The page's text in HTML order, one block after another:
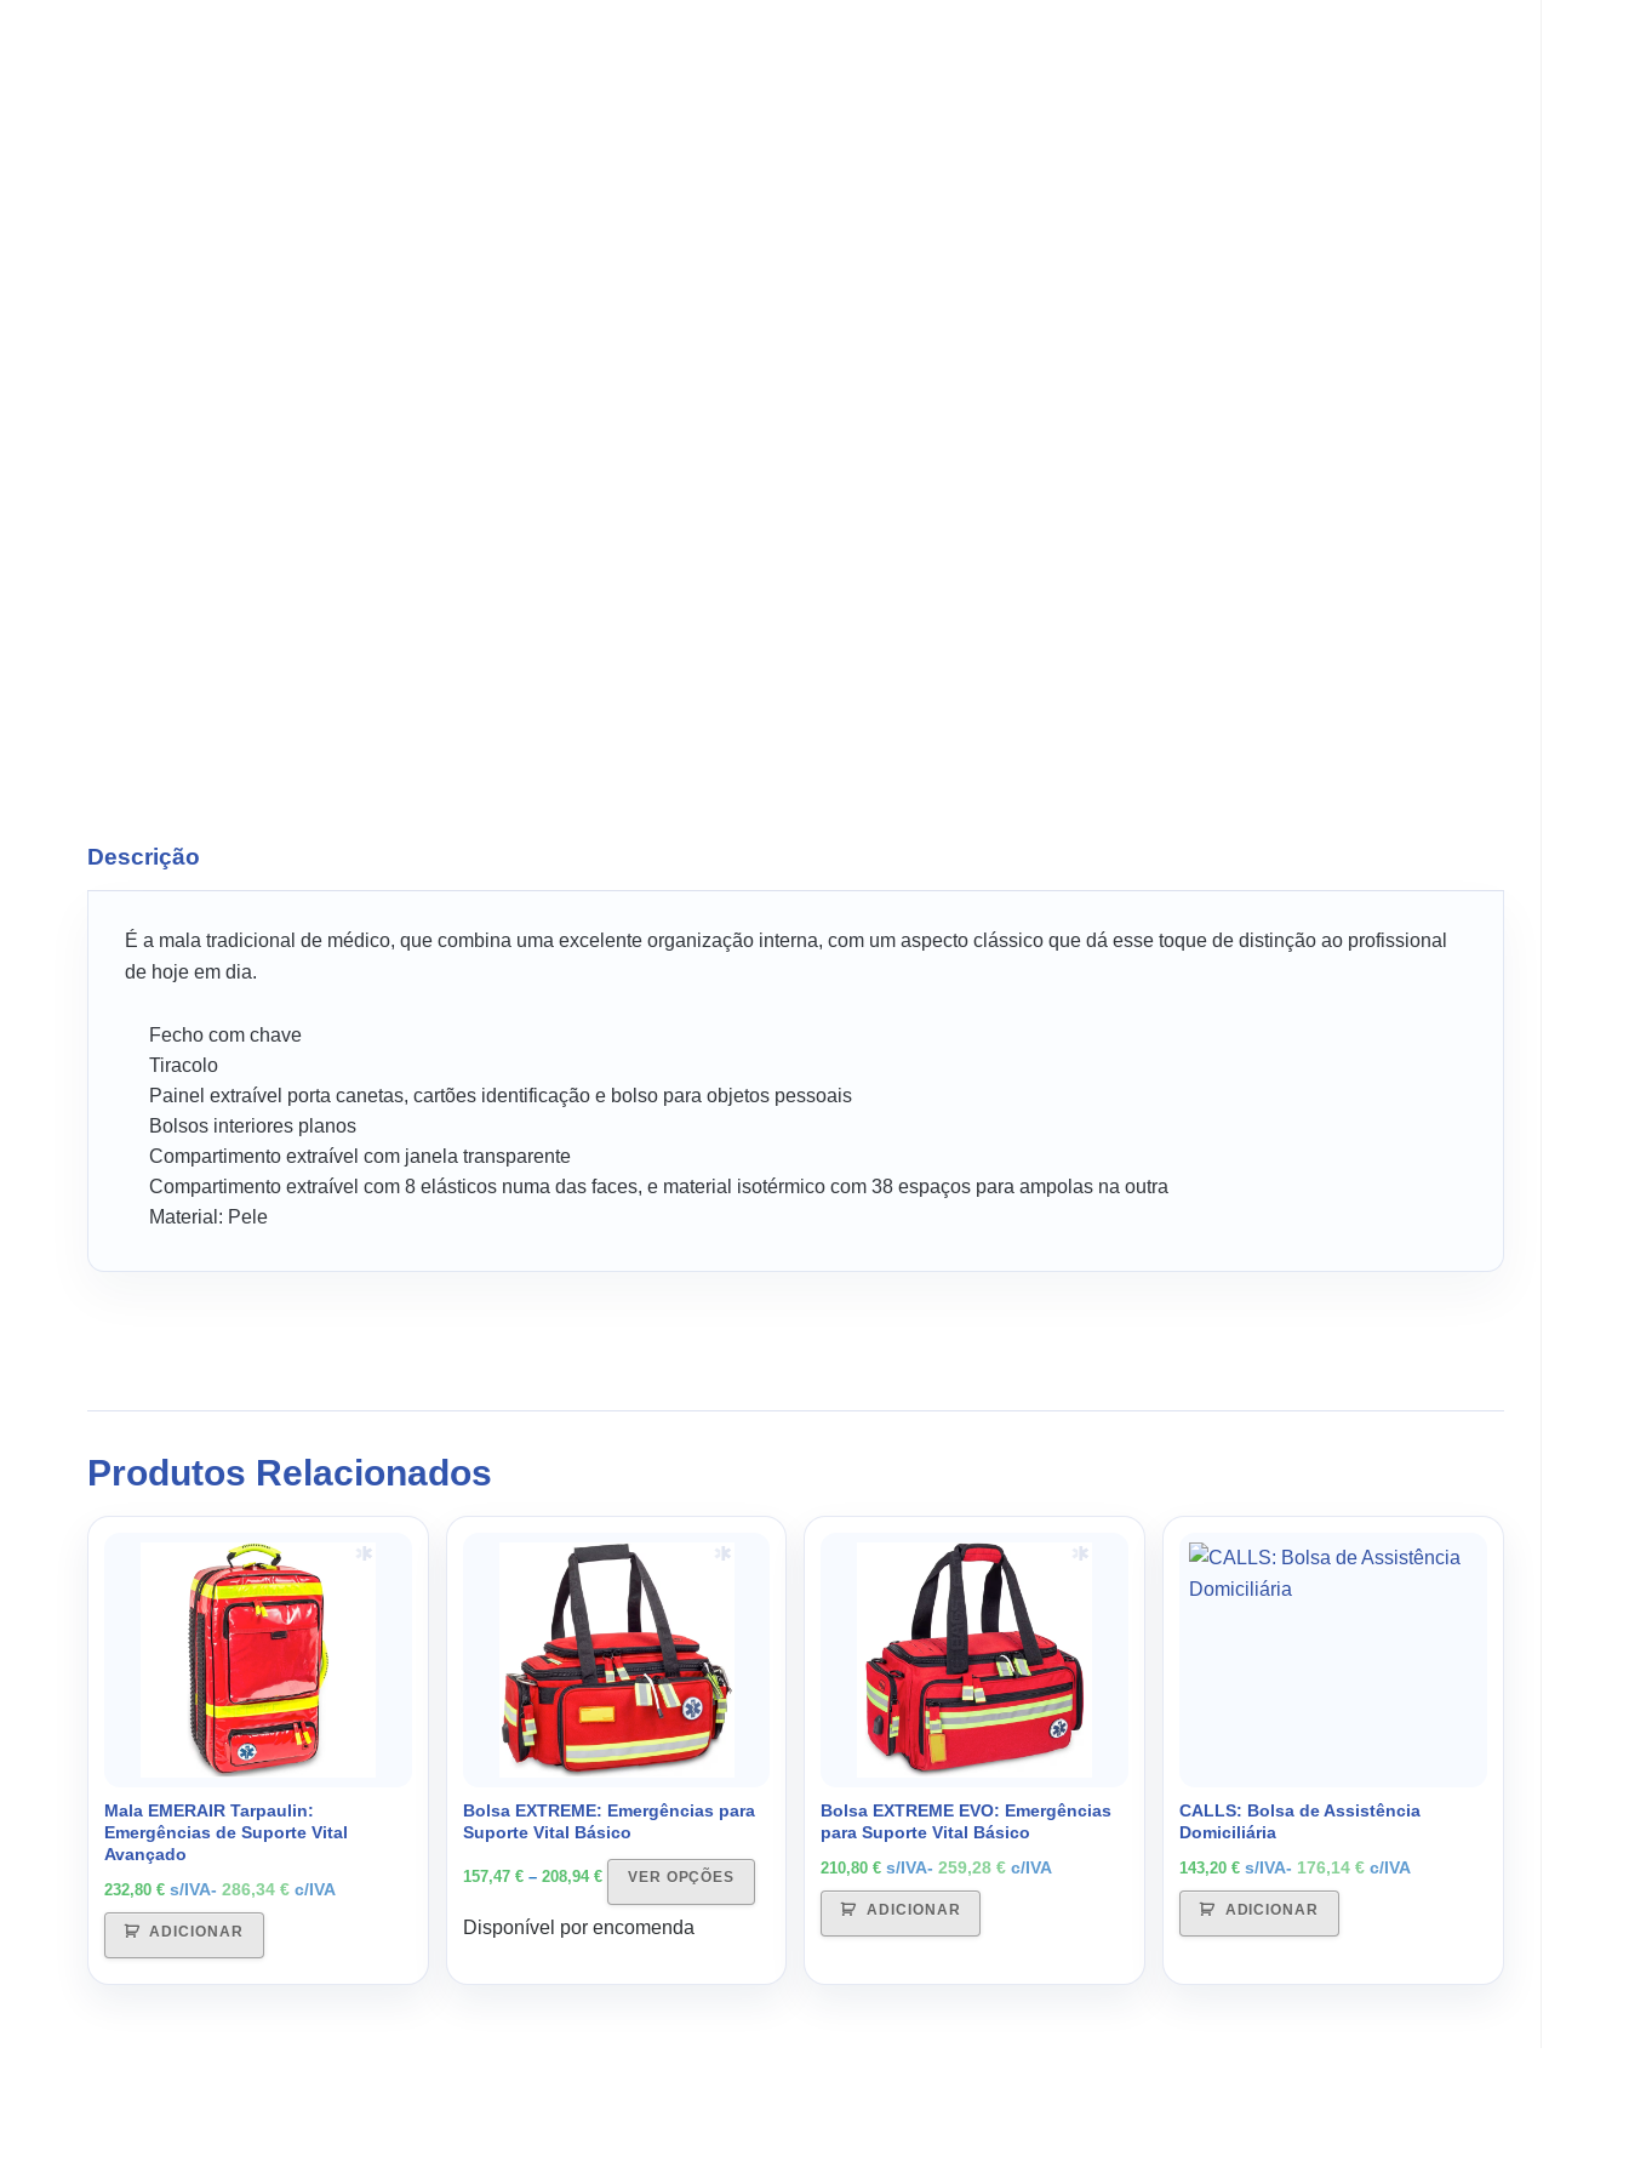
Descrição
É a mala tradicional de médico, que combina uma excelente organização interna, com um aspecto clássico que dá esse toque de distinção ao profissional
de hoje em dia.
Fecho com chave
Tiracolo
Painel extraível porta canetas, cartões identificação e bolso para objetos pessoais
Bolsos interiores planos
Compartimento extraível com janela transparente
Compartimento extraível com 8 elásticos numa das faces, e material isotérmico com 38 espaços para ampolas na outra
Material: Pele
Produtos Relacionados
Mala EMERAIR Tarpaulin:
Emergências de Suporte Vital
Avançado
232,80 € s/IVA- 286,34 € c/IVA
ADICIONAR
Bolsa EXTREME: Emergências para
Suporte Vital Básico
157,47 € – 208,94 €
range:
157,47 €
through
208,94 €
VER OPÇÕES
This
product
Disponível por encomenda
Bolsa EXTREME EVO: Emergências
para Suporte Vital Básico
210,80€ s/IVA-259,28€ c/IVA
ADICIONAR
CALLS: Bolsa de Assistência
Domiciliária
143,20€ s/IVA- 176,14€ c/IVA
ADICIONAR